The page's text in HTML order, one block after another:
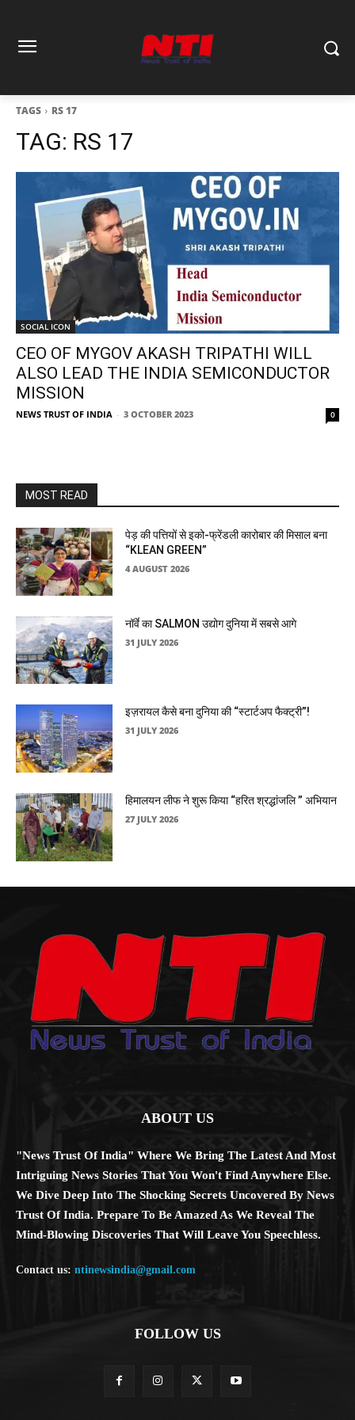
TAGS RS 17
TAG: RS 17
SOCIAL ICON
CEO OF MYGOV AKASH TRIPATHI WILL
ALSO LEAD THE INDIA SEMICONDUCTOR
MISSION
NEWS TRUST OF INDIA - 3 OCTOBER 2023 0
MOST READ
पेड़ की पत्तियों से इको-फ्रेंडली कारोबार की मिसाल बना
“KLEAN GREEN”
4 AUGUST 2026
नॉर्वे का SALMON उद्योग दुनिया में सबसे आगे
31 JULY 2026
इज़रायल कैसे बना दुनिया की “स्टार्टअप फैक्ट्री”!
31 JULY 2026
हिमालयन लीफ ने शुरू किया “हरित श्रद्धांजलि ” अभियान
27 JULY 2026
ABOUT US
"News Trust Of India" Where We Bring The Latest And Most
Intriguing News Stories That You Won't Find Anywhere Else.
We Dive Deep Into The Shocking Secrets Uncovered By News
Trust Of India. Prepare To Be Amazed As We Reveal The
Mind-Blowing Discoveries That Will Leave You Speechless.
Contact us: ntinewsindia@gmail.com
FOLLOW US